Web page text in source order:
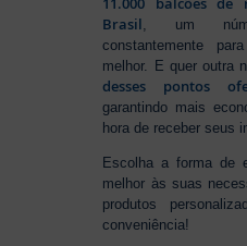
Brasil , um
constantemente
melhor. E quer outra
desses pontos
garantindo mais
hora de receber seus
Escolha a forma de
melhor às suas
produtos
conveniência!